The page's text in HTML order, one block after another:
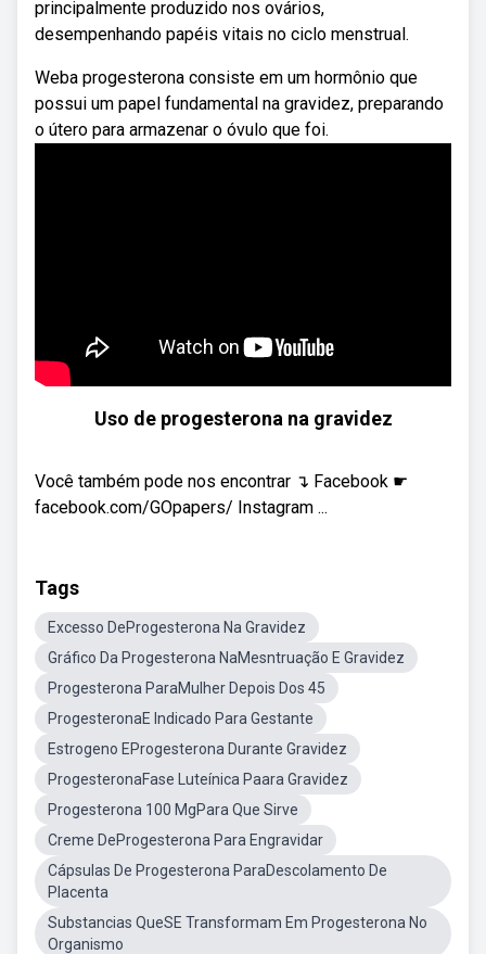
principalmente produzido nos ovários,
desempenhando papéis vitais no ciclo menstrual.
Weba progesterona consiste em um hormônio que
possui um papel fundamental na gravidez, preparando
o útero para armazenar o óvulo que foi.
Uso de progesterona na gravidez
Você também pode nos encontrar ↴ Facebook ☛
facebook.com/GOpapers/ Instagram ...
Tags
Excesso DeProgesterona Na Gravidez
Gráfico Da Progesterona NaMesntruação E Gravidez
Progesterona ParaMulher Depois Dos 45
ProgesteronaE Indicado Para Gestante
Estrogeno EProgesterona Durante Gravidez
ProgesteronaFase Luteínica Paara Gravidez
Progesterona 100 MgPara Que Sirve
Creme DeProgesterona Para Engravidar
Cápsulas De Progesterona ParaDescolamento De
Placenta
Substancias QueSE Transformam Em Progesterona No
Organismo